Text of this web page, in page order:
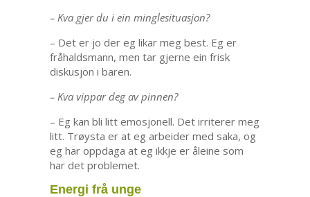
– Kva gjer du i ein minglesituasjon?
– Det er jo der eg likar meg best. Eg er
fråhaldsmann, men tar gjerne ein frisk
diskusjon i baren.
– Kva vippar deg av pinnen?
– Eg kan bli litt emosjonell. Det irriterer meg
litt. Trøysta er at eg arbeider med saka, og
eg har oppdaga at eg ikkje er åleine som
har det problemet.
Energi frå unge